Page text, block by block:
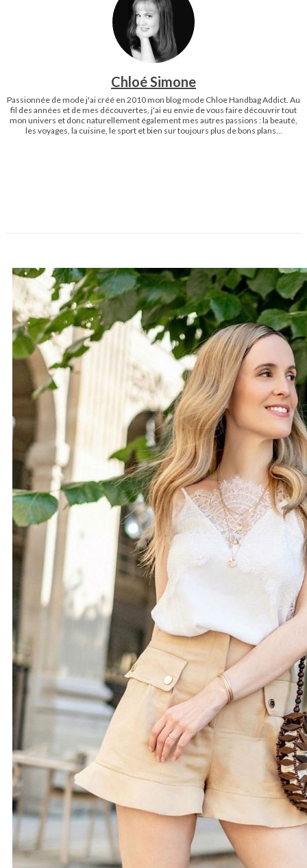
Chloé Simone
Passionnée de mode j'ai créé en 2010 mon blog mode Chloe Handbag Addict. Au
fil des années et de mes découvertes, j'ai eu envie de vous faire découvrir tout
mon univers et donc naturellement également mes autres passions : la beauté,
les voyages, la cuisine, le sport et bien sur toujours plus de bons plans...